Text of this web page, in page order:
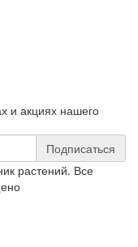
и акциях нашего
Подписаться
растений. Все